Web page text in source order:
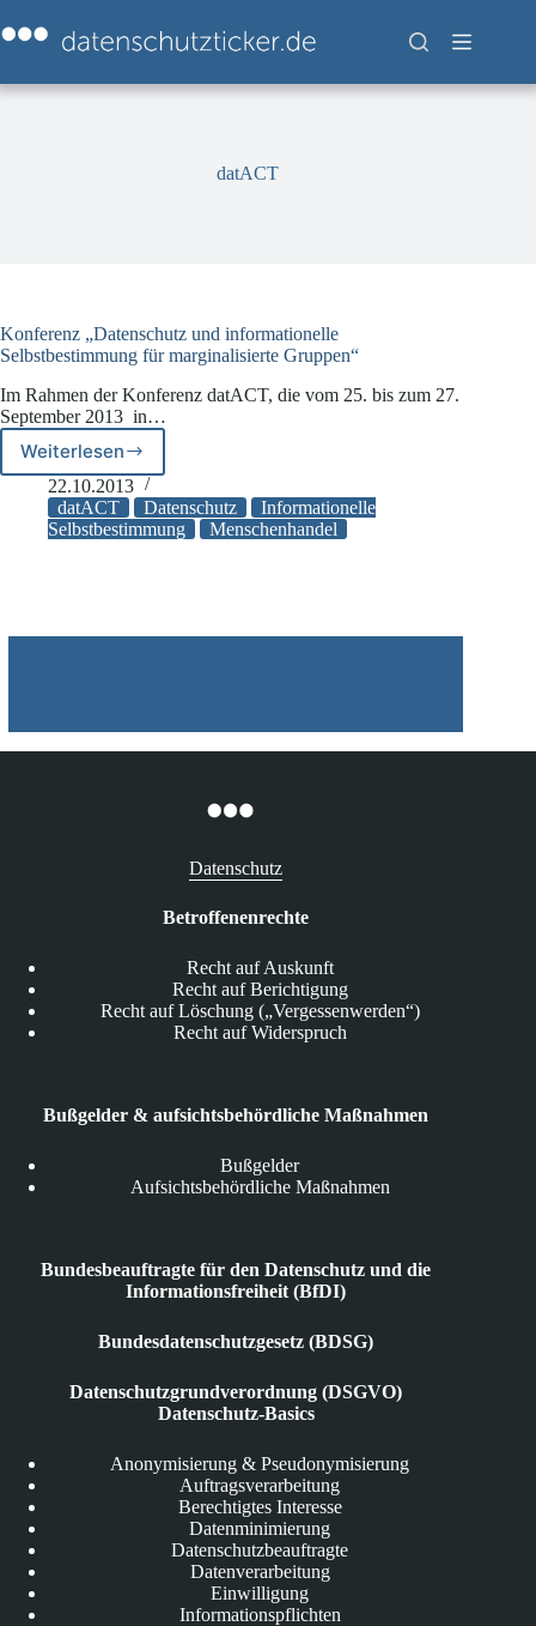
Inhalt
springen
datACT
Konferenz „Datenschutz und informationelle
Selbstbestimmung für marginalisierte Gruppen“
Im Rahmen der Konferenz datACT, die vom 25. bis zum 27.
September 2013 in…
Weiterlesen
Konferenz
„Datenschutz
und
informationelle
22.10.2013
datACT
Datenschutz
Informationelle
Selbstbestimmung
Menschenhandel
Datenschutz
Betroffenenrechte
Recht auf Auskunft
Recht auf Berichtigung
Recht auf Löschung („Vergessenwerden“)
Recht auf Widerspruch
Bußgelder & aufsichtsbehördliche Maßnahmen
Bußgelder
Aufsichtsbehördliche Maßnahmen
Bundesbeauftragte für den Datenschutz und die
Informationsfreiheit (BfDI)
Bundesdatenschutzgesetz (BDSG)
Datenschutzgrundverordnung (DSGVO)
Datenschutz-Basics
Anonymisierung & Pseudonymisierung
Auftragsverarbeitung
Berechtigtes Interesse
Datenminimierung
Datenschutzbeauftragte
Datenverarbeitung
Einwilligung
Informationspflichten